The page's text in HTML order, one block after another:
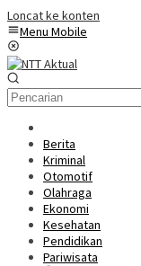
Loncat ke konten
Menu Mobile
Berita
Kriminal
Otomotif
Olahraga
Ekonomi
Kesehatan
Pendidikan
Pariwisata